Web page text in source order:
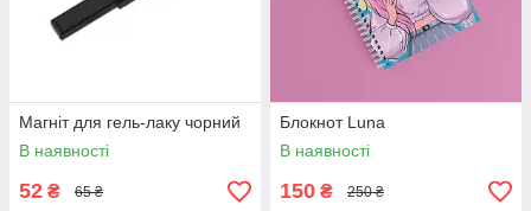
Магніт для гель-лаку чорний
В наявності
52 ₴ 65 ₴
Блокнот Luna
В наявності
150 ₴ 250 ₴